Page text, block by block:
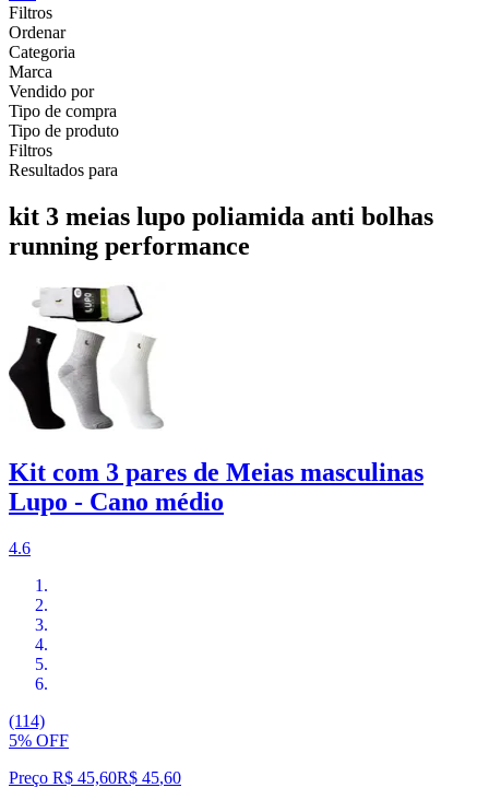
Filtros
Ordenar
Categoria
Marca
Vendido por
Tipo de compra
Tipo de produto
Filtros
Resultados para
kit 3 meias lupo poliamida anti bolhas
running performance
Kit com 3 pares de Meias masculinas
Lupo - Cano médio
4.6
(114)
5% OFF
Preço R$ 45,60R$ 45,60